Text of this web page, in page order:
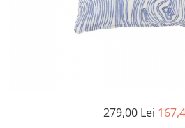
Covoare dining
279,00 Lei